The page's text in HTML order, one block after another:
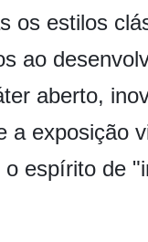
os estilos
ao
aberto,
a exposição
espírito de